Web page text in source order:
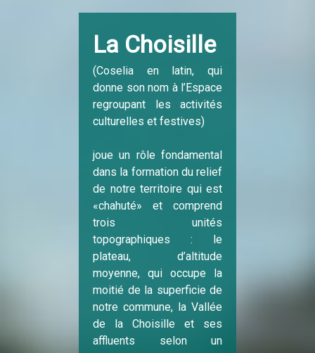
La Choisille
(Coselia en latin, qui
donne son nom à l’Espace
regroupant les activités
culturelles et festives)
joue un rôle fondamental
dans la formation du relief
de notre territoire qui est
«chahuté» et comprend
trois unités
topographiques : le
plateau, d’altitude
moyenne, qui occupe la
moitié de la superficie de
notre commune, la Vallée
de la Choisille et ses
affluents selon un